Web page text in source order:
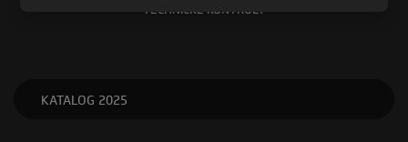
TECHNICKÉ KONTROLY
KATALOG 2025